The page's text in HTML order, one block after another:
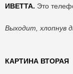
ИВЕТТА. Это
Выходит, хлопнув
КАРТИНА ВТОРАЯ